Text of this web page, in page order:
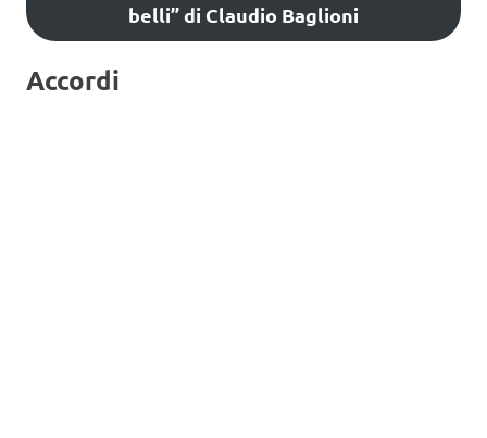
belli” di Claudio Baglioni
Accordi